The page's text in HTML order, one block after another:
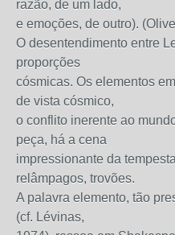
razão, de um lado,
e emoções, de outro).
O desentendimento entre
proporções
cósmicas. Os elementos
de vista cósmico,
o conflito inerente ao
peça, há a cena
impressionante da
relâmpagos, trovões.
A palavra elemento, tão
(cf. Lévinas,